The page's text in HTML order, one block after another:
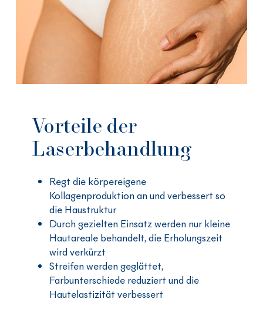
Vorteile der
Laserbehandlung
Regt die körpereigene
Kollagenproduktion an und verbessert so
die Haustruktur
Durch gezielten Einsatz werden nur kleine
Hautareale behandelt, die Erholungszeit
wird verkürzt
Streifen werden geglättet,
Farbunterschiede reduziert und die
Hautelastizität verbessert